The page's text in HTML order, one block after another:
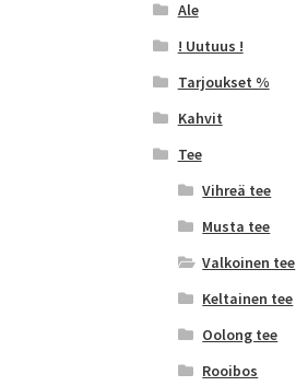
Ale
! Uutuus !
Tarjoukset %
Kahvit
Tee
Vihreä tee
Musta tee
Valkoinen tee
Keltainen tee
Oolong tee
Rooibos